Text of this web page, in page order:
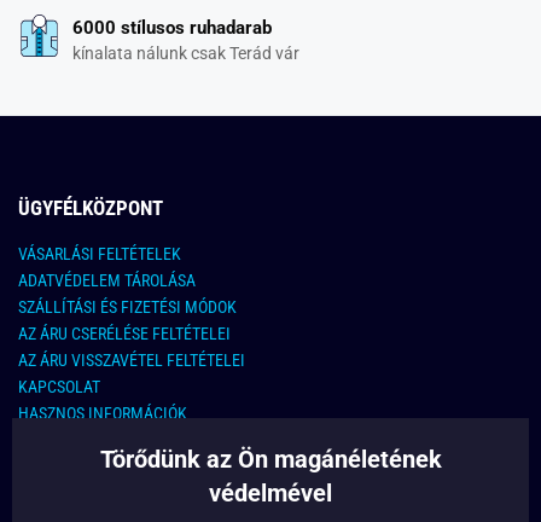
6000 stílusos ruhadarab
kínalata nálunk csak Terád vár
ÜGYFÉLKÖZPONT
VÁSARLÁSI FELTÉTELEK
ADATVÉDELEM TÁROLÁSA
SZÁLLÍTÁSI ÉS FIZETÉSI MÓDOK
AZ ÁRU CSERÉLÉSE FELTÉTELEI
AZ ÁRU VISSZAVÉTEL FELTÉTELEI
KAPCSOLAT
HASZNOS INFORMÁCIÓK
KAPCSOLATTörődünk az Ön magánéletének
védelmével